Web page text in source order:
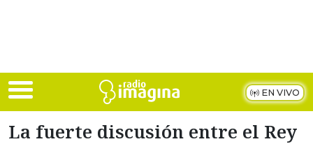
EN VIVO
La fuerte discusión entre el Rey